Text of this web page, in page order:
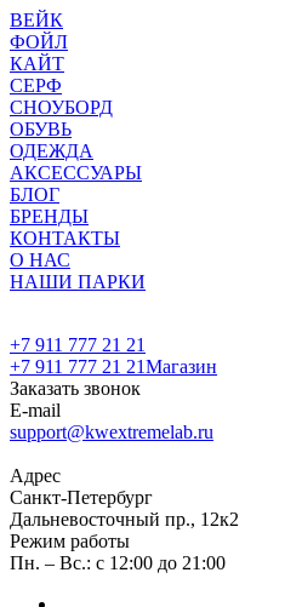
ВЕЙК
ФОЙЛ
КАЙТ
СЕРФ
СНОУБОРД
ОБУВЬ
ОДЕЖДА
АКСЕССУАРЫ
БЛОГ
БРЕНДЫ
КОНТАКТЫ
О НАС
НАШИ ПАРКИ
+7 911 777 21 21
+7 911 777 21 21Магазин
Заказать звонок
E-mail
support@kwextremelab.ru
Адрес
Санкт-Петербург
Дальневосточный пр., 12к2
Режим работы
Пн. – Вс.: с 12:00 до 21:00